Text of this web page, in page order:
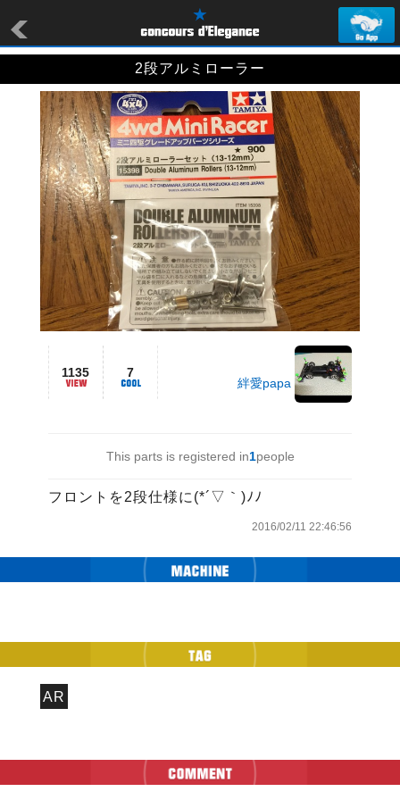
2段アルミローラー
1135 7
絆愛papa
This parts is registered in1people
フロントを2段仕様に(*´▽｀)ﾉﾉ
2016/02/11 22:46:56
AR